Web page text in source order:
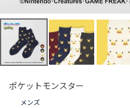
ポケットモンスター
メンズ